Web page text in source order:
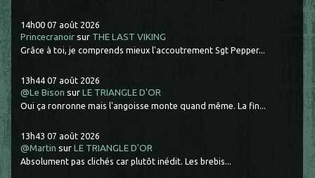
14h00 07 août 2026
Princecranoir sur THE LAST VIKING
Grâce à toi, je comprends mieux l'accoutrement Sgt Pepper...
13h44 07 août 2026
@Le Bison surLE TRIANGLE D'OR
Oui ça ronronne mais l'angoisse monte quand même. La fin...
13h43 07 août 2026
@Martin surLE TRIANGLE D'OR
Absolument pas clichés car plutôt inédit. Les brebis...